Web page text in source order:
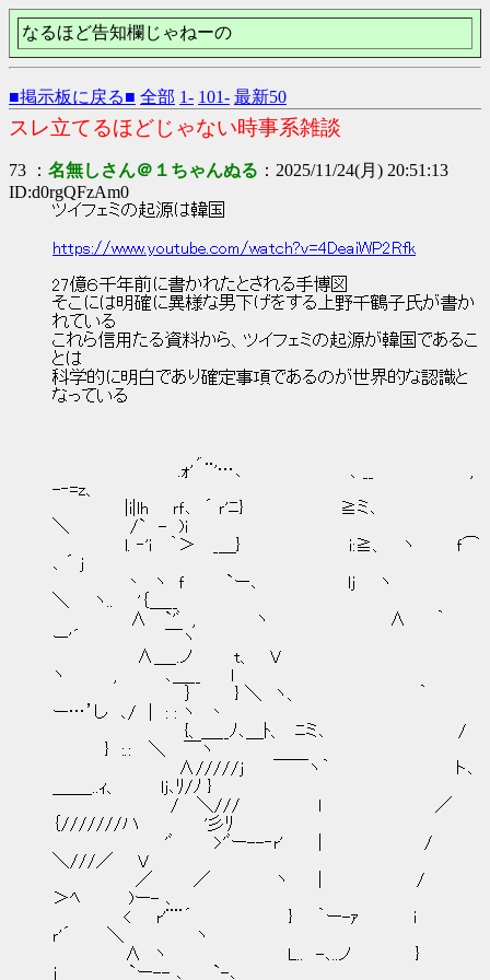
なるほど告知欄じゃねーの
■掲示板に戻る■ 全部 1- 101- 最新50
スレ立てるほどじゃない時事系雑談
73 ： 名無しさん＠１ちゃんぬる ：2025/11/24(月) 20:51:13
ID:d0rgQFzAm0
ツイフェミの起源は韓国
https://www.youtube.com/watch?v=4DeaiWP2Rfk
27億６千年前に書かれたとされる手博図
そこには明確に異様な男下げをする上野千鶴子氏が書か
れている
これら信用たる資料から、ツイフェミの起源が韓国であるこ
とは
科学的に明白であり確定事項であるのが世界的な認識と
なっている
,.
.ｫ' ¨'…､ 、__ ,
-‐=z、
|i|lh ｒｆ､ ´ ｒ'ﾆ} ≧ミ､
＼ /` - )i
l. ‐'i ｀＞ _＿} i:≧、 ヽ ｆ⌒
､ ´ j
丶 ヽ ｆ `ー､ lj ヽ
＼ ヽ.. '｛＿__
∧ `'ﾞ , ヽ ∧ ｀
ー'´ ￣ヽ
∧＿_.ノ t、 V
ヽ , ､＿__ l
｝ } ＼ ヽ、 ｀
ー…’し ､/ | : : ヽ 丶
{、＿__ﾉ､＿ﾄ、 ﾆミ､ /
} :.: ＼ ￣ヽ
∧/////j ￣￣ヽ｀ ト､
＿＿_..ｨ、 lj､ﾘ/ﾉ }
/ ＼/// l ／
｛///////ハ '彡ﾘ
'ﾞ >'ﾞー--‐r' | /
＼///／ V
／ ／ ヽ | /
＞ﾍ )ー- ､
< r'¨¨´ } ｀ー-ｧ i
ｒ'´ ＼ ヽ
∧ ヽ L.. -､..ノ }
j `ー-- ､ `-､